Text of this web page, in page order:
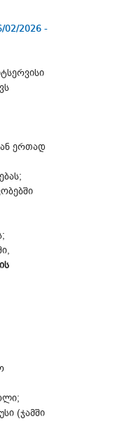
02/2026 -
ერთად
(ჯამში